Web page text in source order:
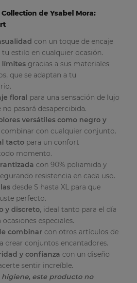
de Ysabel Mora:
con un toque de encaje
estilo en cualquier ocasión.
límites gracias a sus materiales
que se adaptan a tu
floral para una sensación de lujo
pasará desapercibida.
versátiles como negro y
combinar con cualquier conjunto.
tacto para un confort
momento.
con 90% poliamida y
resistencia en cada uso.
desde S hasta XL para que
perfecto.
y discreto, ideal tanto para el día
especiales.
combinar con otros artículos de
crear conjuntos encantadores.
y confianza con un diseño
sentir increíble.
este producto no